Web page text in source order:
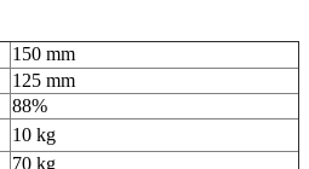
150 mm
125 mm
88%
10 kg
70 kg